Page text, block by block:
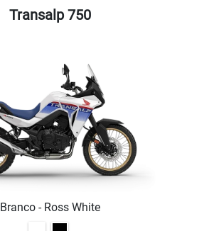
Transalp 750
Branco - Ross White